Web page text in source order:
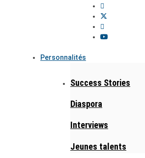
Personnalités
Success Stories
Diaspora
Interviews
Jeunes talents